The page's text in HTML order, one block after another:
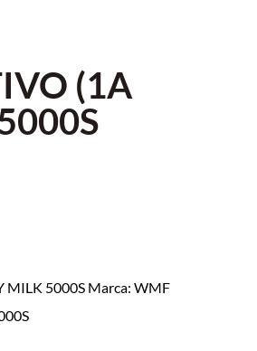
(1A
MILK 5000S Marca: WMF